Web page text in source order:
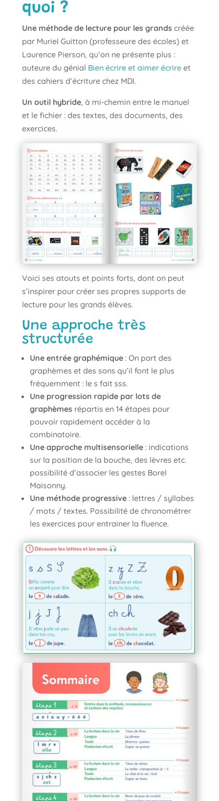
quoi ?
Une méthode de lecture pour les grands créée
par Muriel Guitton (professeure des écoles) et
Laurence Pierson, qu’on ne présente plus :
auteure du génial Bien écrire et aimer écrireet
des cahiers d’écriture chez MDI.
Un outil hybride, à mi-chemin entre le manuel
et le fichier : des textes, des documents, des
exercices.
Voici ses atouts et points forts, dont on peut
s’inspirer pour créer ses propres supports de
lecture pour les grands élèves.
Une approche très
structurée
Une entrée graphémique: On part des
graphèmes et des sons qu’il font le plus
fréquemment : le s fait sss.
Une progression rapide par lots de
graphèmes répartis en 14 étapes pour
pouvoir rapidement accéder à la
combinatoire.
Une approche multisensorielle: indications
sur la position de la bouche, des lèvres etc.
possibilité d’associer les gestes Borel
Maisonny.
Une méthode progressive: lettres / syllabes
/ mots / textes. Possibilité de chronométrer
les exercices pour entrainer la fluence.